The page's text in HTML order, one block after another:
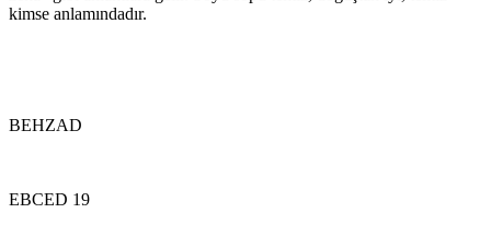
kimse anlamındadır.
BEHZAD
EBCED 19